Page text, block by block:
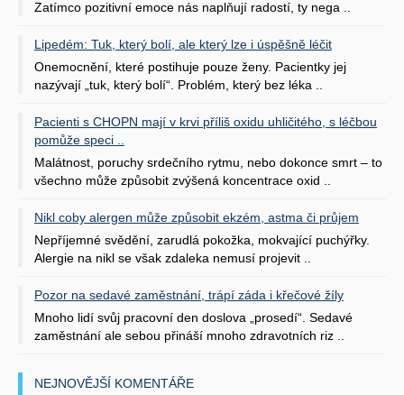
Zatímco pozitivní emoce nás naplňují radostí, ty nega ..
Lipedém: Tuk, který bolí, ale který lze i úspěšně léčit
Onemocnění, které postihuje pouze ženy. Pacientky jej
nazývají „tuk, který bolí“. Problém, který bez léka ..
Pacienti s CHOPN mají v krvi příliš oxidu uhličitého, s léčbou
pomůže speci ..
Malátnost, poruchy srdečního rytmu, nebo dokonce smrt – to
všechno může způsobit zvýšená koncentrace oxid ..
Nikl coby alergen může způsobit ekzém, astma či průjem
Nepříjemné svědění, zarudlá pokožka, mokvající puchýřky.
Alergie na nikl se však zdaleka nemusí projevit ..
Pozor na sedavé zaměstnání, trápí záda i křečové žíly
Mnoho lidí svůj pracovní den doslova „prosedí“. Sedavé
zaměstnání ale sebou přináší mnoho zdravotních riz ..
NEJNOVĚJŠÍ KOMENTÁŘE